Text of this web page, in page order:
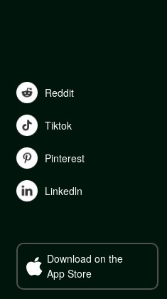
Reddit
Tiktok
Pinterest
Linkedln
Download on the
App Store